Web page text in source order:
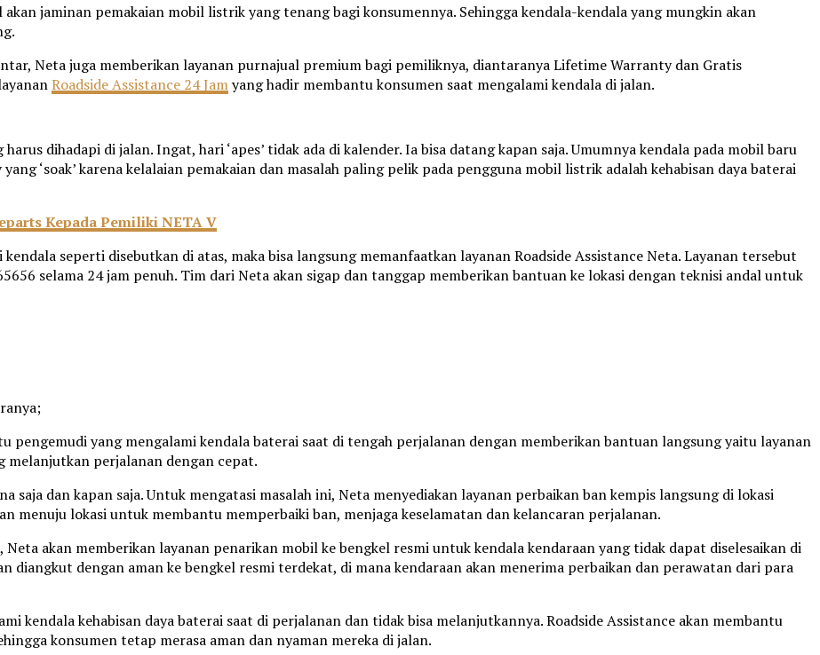
jaminan pemakaian mobil listrik yang tenang bagi konsumennya. Sehingga kendala-kendala yang mungkin akan
Neta juga memberikan layanan purnajual premium bagi pemiliknya, diantaranya Lifetime Warranty dan Gratis
Roadside Assistance 24 Jamyang hadir membantu konsumen saat mengalami kendala di jalan.
dihadapi di jalan. Ingat, hari ‘apes’ tidak ada di kalender. Ia bisa datang kapan saja. Umumnya kendala pada mobil baru
‘soak’ karena kelalaian pemakaian dan masalah paling pelik pada pengguna mobil listrik adalah kehabisan daya baterai
Kepada Pemiliki NETA V
seperti disebutkan di atas, maka bisa langsung memanfaatkan layanan Roadside Assistance Neta. Layanan tersebut
selama 24 jam penuh. Tim dari Neta akan sigap dan tanggap memberikan bantuan ke lokasi dengan teknisi andal untuk
pengemudi yang mengalami kendala baterai saat di tengah perjalanan dengan memberikan bantuan langsung yaitu layanan
melanjutkan perjalanan dengan cepat.
saja dan kapan saja. Untuk mengatasi masalah ini, Neta menyediakan layanan perbaikan ban kempis langsung di lokasi
menuju lokasi untuk membantu memperbaiki ban, menjaga keselamatan dan kelancaran perjalanan.
Neta akan memberikan layanan penarikan mobil ke bengkel resmi untuk kendala kendaraan yang tidak dapat diselesaikan di
diangkut dengan aman ke bengkel resmi terdekat, di mana kendaraan akan menerima perbaikan dan perawatan dari para
kendala kehabisan daya baterai saat di perjalanan dan tidak bisa melanjutkannya. Roadside Assistance akan membantu
konsumen tetap merasa aman dan nyaman mereka di jalan.